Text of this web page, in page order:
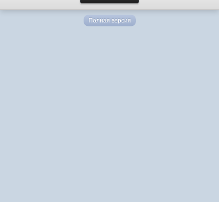
Полная версия